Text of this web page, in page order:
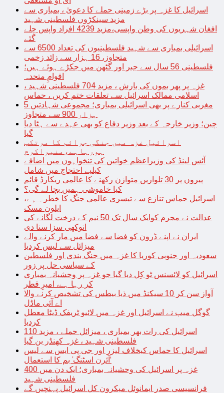
اسرائیل کا غزہ پر بڑے زمینی حملے کا دعویٰ ، بمباری سے
مزید سینکڑوں فلسطینی شہید
افغان شہریوں کی وطن واپسی،مزید 4239 افراد واپس چلے
گئے
اسرائیلی بمباری سے شہید فلسطینیوں کی تعداد 6500 سے
متجاوز، 16 ہزار سے زائد زخمی
فلسطینی 56 سال سے جبر اور گٹھن میں جکڑے ہوئے ہیں؛
اقوامِ متحدہ
غزہ پر پھر بموں کی بارش ، مزید 704 فلسطینی شہید ،
اسلامی ممالک اسرائیل سے تعلقات ختم کریں ، حماس
مغربی کنارے پر بھی اسرائیلی بمباری؛ مجموعی شہادتیں 5
ہزار 900 سے متجاوز
چین؛ وزیر خارجہ کے بعد وزیر دفاع کو بھی عہدے سے ہٹا دیا
گیا
اسرائیل غزہ میں جنگی جرائم کا مرتکب
ہورہاہے،منیراکرم
آئس لینڈ کی وزیراعظم خواتین کی تنخواہوں میں اضافے
کیلیے احتجاج میں شامل
پیروں پر 30 تلواریں متوازن رکھنے کا عالمی ریکارڈ قائم
کیا خاموشی ہمیں بچا لے گی؟
اسرائیل حماس تنازع سے تیسری عالمی جنگ کا خطرہ ہے،
ایلون مسک
عدالت نے مجرم کوایک سال تک 50 نیم کے درخت لگانے کی
انوکھی سزا سنا دی
ایران نے اپنے ڈرون کو فضا سے فضا میں مار کرنے والے
میزائل سے لیس کردیا
سعودیہ اور جنوبی کوریا کا غزہ میں جنگ بندی اور فلسطین
کے سیاسی حل پر زور
اسرائیل کو لائسنس ٹو کِل دیا گیا جو غزہ پر وحشیانہ بمباری
کر رہا ہے، امیرِ قطر
آواز سن کر 10 سیکنڈ میں ذیا بیطس کی تشخیص کرنے والا
اے آئی ماڈل
گوگل میپ نے اسرائیل اور غزہ میں لائیو ٹریفک ڈیٹا معطل
کردیا
اسرائیل کی رات بھر بمباری ، میزائل حملے ، مزید 110
فلسطینی شہید ، غزہ کھنڈر بن گیا
اسرائیل کا حماس کیخلاف لیزر اور جی پی ایس سے لیس
‘آئرن اسٹنگ’ بم کا استعمال
غزہ پر اسرائیل کی وحشیانہ بمباری؛ ایک دن میں 400
فلسطینی شہید
فرانسیسی صدر ایمانوئل میکرون کل اسرائیل پہنچیں گے